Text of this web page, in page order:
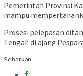
Pemerintah Provinsi
mampu
Prosesi pelepasan
Tengah di ajang
Sebarkan